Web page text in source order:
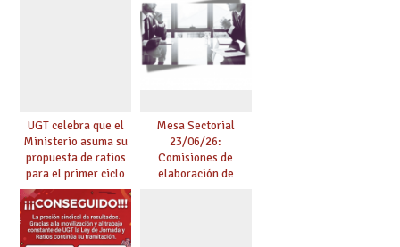
en centros
tensionados
UGT celebra que el
Ministerio asuma su
propuesta de ratios
para el primer ciclo
de Infantil y pide
extender la misma
ambición al resto de
etapas
Mesa Sectorial
23/06/26:
Comisiones de
elaboración de